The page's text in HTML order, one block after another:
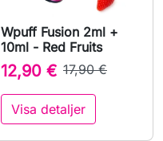
Wpuff Fusion 2ml +
10ml - Red Fruits
12,90 € 17,90 €
Visa detaljer